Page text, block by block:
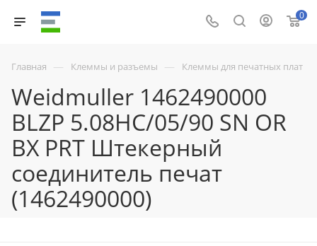
0
Главная — Клеммы и разъемы — Клеммы для печатных плат
Weidmuller 1462490000
BLZP 5.08HC/05/90 SN OR
BX PRT Штекерный
соединитель печат
(1462490000)